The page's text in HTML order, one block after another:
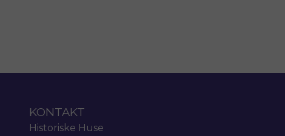
KONTAKT
Historiske Huse